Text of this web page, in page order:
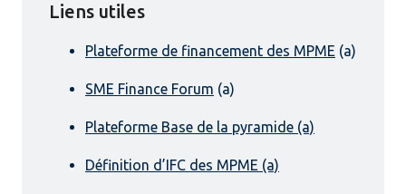
Liens utiles
Plateforme de financement des MPME (a)
SME Finance Forum (a)
Plateforme Base de la pyramide (a)
Définition d’IFC des MPME (a)